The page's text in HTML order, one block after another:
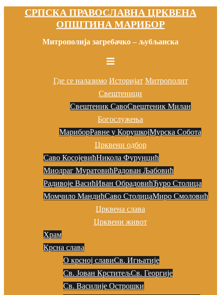
СРПСКА ПРАВОСЛАВНА ЦРКВЕНА
ОПШТИНА МАРИБОР
Митрополија загребачко – љубљанска
Toggle
Где се налазимо Историјат Митрополит
Свештеници
Свештеник СавоСвештеник Милан
Богослужења
МариборРавне у КорушкојМурска Собота
Црквени одбор
Саво КосојевићНикола Фурунџић
Миодраг МуратовићРадован Љaбовић
Радивоје ВасићИван ОбрадовићЂуро Столица
Момчило МандићСаво СтолицаМиро Смоловић
Црквена слава
Црквени живот
Храм
Крсна слава
О крсној славиСв. Игњатије
Св. Јован КрститељСв. Георгије
Св. Василије Острошки